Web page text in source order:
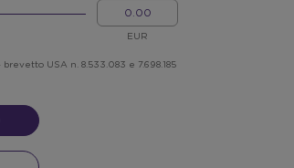
IL
CREDITO
EUR
USA n. 8.533.083 e 7.698.185